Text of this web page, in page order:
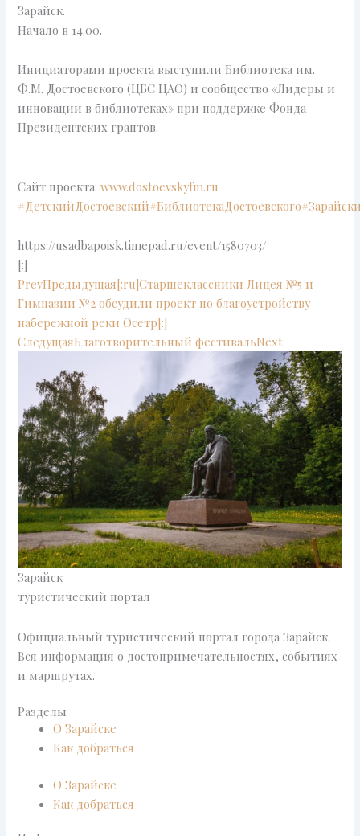
Зарайск.
Начало в 14.00.
Инициаторами проекта выступили Библиотека им.
Ф.М. Достоевского (ЦБС ЦАО) и сообщество «Лидеры и
инновации в библиотеках» при поддержке Фонда
Президентских грантов.
Сайт проекта:www.dostoevskyfm.ru
#ДетскийДостоевский#БиблиотекаДостоевского
https://usadbapoisk.timepad.ru/event/1580703/
[:]
PrevПредыдущая[:ru]Старшеклассники Лицея №5 и
Гимназии №2 обсудили проект по благоустройству
набережной реки Осетр[:]
СледущаяБлаготворительный фестивальNext
Зарайск
туристический портал
Официальный туристический портал города Зарайск.
Вся информация о достопримечательностях, событиях
и маршрутах.
Разделы
О Зарайске
Как добраться
О Зарайске
Как добраться